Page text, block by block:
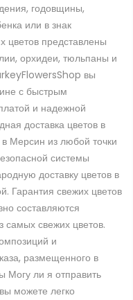
годовщины,
или в знак
цветов представлены
орхидеи, тюльпаны и
вы
с быстрым
и надежной
доставка цветов в
Мерсин из любой точки
системы
доставку цветов в
Гарантия свежих цветов
составляются
свежих цветов.
и
размещенного в
Могу ли я отправить
можете легко